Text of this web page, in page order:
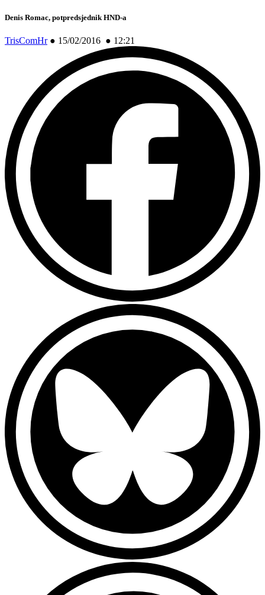
Denis Romac, potpredsjednik HND-a
TrisComHr● 15/02/2016 ● 12:21